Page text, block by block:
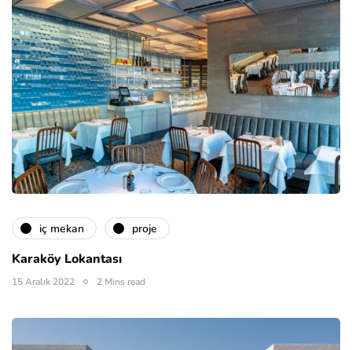
i̇ç mekan proje
Karaköy Lokantası
15 Aralık 2022 2 Mins read